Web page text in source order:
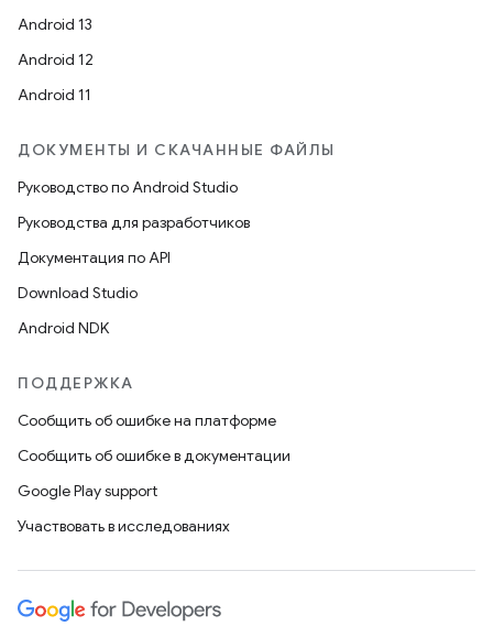
Android 13
Android 12
Android 11
ДОКУМЕНТЫ И СКАЧАННЫЕ ФАЙЛЫ
Руководство по Android Studio
Руководства для разработчиков
Документация по API
Download Studio
Android NDK
ПОДДЕРЖКА
Сообщить об ошибке на платформе
Сообщить об ошибке в документации
Google Play support
Участвовать в исследованиях